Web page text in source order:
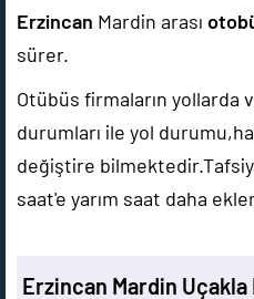
Erzincan Mardin arası
sürer.
Otübüs firmaların yollarda
durumları ile yol
değiştire
saat'e yarım saat daha
Erzincan Mardin Uçakla